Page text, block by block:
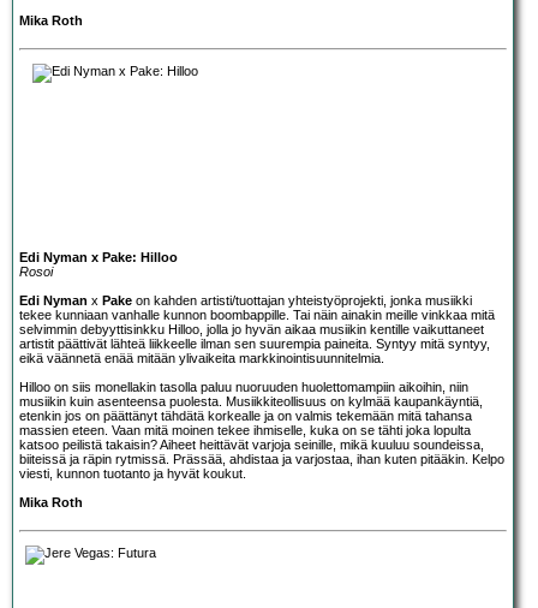
Mika Roth
Edi Nyman x Pake: Hilloo
Rosoi
Edi Nyman x Pake on kahden artisti/tuottajan yhteistyöprojekti, jonka musiikki
tekee kunniaan vanhalle kunnon boombappille. Tai näin ainakin meille vinkkaa mitä
selvimmin debyyttisinkku Hilloo, jolla jo hyvän aikaa musiikin kentille vaikuttaneet
artistit päättivät lähteä liikkeelle ilman sen suurempia paineita. Syntyy mitä syntyy,
eikä väännetä enää mitään ylivaikeita markkinointisuunnitelmia.
Hilloo on siis monellakin tasolla paluu nuoruuden huolettomampiin aikoihin, niin
musiikin kuin asenteensa puolesta. Musiikkiteollisuus on kylmää kaupankäyntiä,
etenkin jos on päättänyt tähdätä korkealle ja on valmis tekemään mitä tahansa
massien eteen. Vaan mitä moinen tekee ihmiselle, kuka on se tähti joka lopulta
katsoo peilistä takaisin? Aiheet heittävät varjoja seinille, mikä kuuluu soundeissa,
biiteissä ja räpin rytmissä. Prässää, ahdistaa ja varjostaa, ihan kuten pitääkin. Kelpo
viesti, kunnon tuotanto ja hyvät koukut.
Mika Roth